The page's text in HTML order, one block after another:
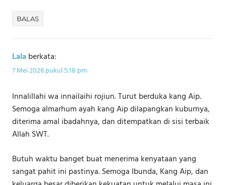
BALAS
Lalaberkata:
7 Mei 2026 pukul 5:18 pm
Innalillahi wa innailaihi rojiun. Turut berduka kang Aip.
Semoga almarhum ayah kang Aip dilapangkan kuburnya,
diterima amal ibadahnya, dan ditempatkan di sisi terbaik
Allah SWT.
Butuh waktu banget buat menerima kenyataan yang
sangat pahit ini pastinya. Semoga Ibunda, Kang Aip, dan